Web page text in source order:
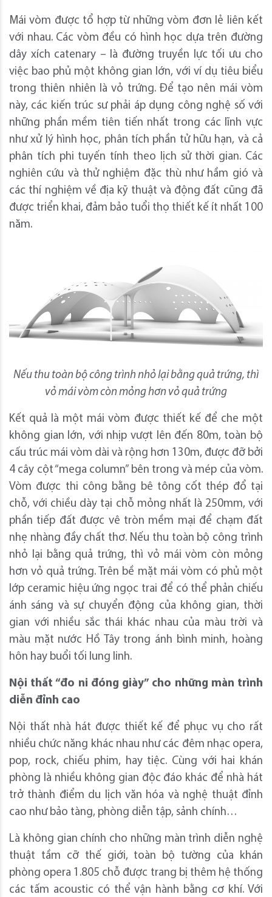
Mái vòm được tổ hợp từ những vòm đơn lẻ liên kết
với nhau. Các vòm đều có hình học dựa trên đường
dây xích catenary – là đường truyền lực tối ưu cho
việc bao phủ một không gian lớn, với ví dụ tiêu biểu
trong thiên nhiên là vỏ trứng. Để tạo nên mái vòm
này, các kiến trúc sư phải áp dụng công nghệ số với
những phần mềm tiên tiến nhất trong các lĩnh vực
như xử lý hình học, phân tích phần tử hữu hạn, và cả
phân tích phi tuyến tính theo lịch sử thời gian. Các
nghiên cứu và thử nghiệm đặc thù như hầm gió và
các thí nghiệm về địa kỹ thuật và động đất cũng đã
được triển khai, đảm bảo tuổi thọ thiết kế ít nhất 100
năm.
Nếu thu toàn bộ công trình nhỏ lại bằng quả trứng, thì
vỏ mái vòm còn mỏng hơn vỏ quả trứng
Kết quả là một mái vòm được thiết kế để che một
không gian lớn, với nhịp vượt lên đến 80m, toàn bộ
cấu trúc mái vòm dài và rộng hơn 130m, được đỡ bởi
4 cây cột “mega column” bên trong và mép của vòm.
Vòm được thi công bằng bê tông cốt thép đổ tại
chỗ, với chiều dày tại chỗ mỏng nhất là 250mm, với
phần tiếp đất được vê tròn mềm mại để chạm đất
nhẹ nhàng đầy chất thơ. Nếu thu toàn bộ công trình
nhỏ lại bằng quả trứng, thì vỏ mái vòm còn mỏng
hơn vỏ quả trứng. Trên bề mặt mái vòm có phủ một
lớp ceramic hiệu ứng ngọc trai để có thể phản chiếu
ánh sáng và sự chuyển động của không gian, thời
gian với nhiều sắc thái khác nhau của màu trời và
màu mặt nước Hồ Tây trong ánh bình minh, hoàng
hôn hay buổi tối lung linh.
Nội thất “đo ni đóng giày” cho những màn trình
diễn đỉnh cao
Nội thất nhà hát được thiết kế để phục vụ cho rất
nhiều chức năng khác nhau như các đêm nhạc opera,
pop, rock, chiếu phim, hay tiệc. Cùng với hai khán
phòng là nhiều không gian độc đáo khác để nhà hát
trở thành điểm du lịch văn hóa và nghệ thuật đỉnh
cao như bảo tàng, phòng diễn tập, sảnh chính…
Là không gian chính cho những màn trình diễn nghệ
thuật tầm cỡ thế giới, toàn bộ tường của khán
phòng opera 1.805 chỗ được trang bị thêm hệ thống
các tấm acoustic có thể vận hành bằng cơ khí. Với